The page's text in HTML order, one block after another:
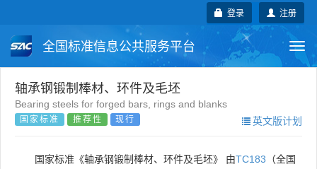
注册
登录
全国标准信息公共服务平台
国家标准 行业标准
团体标准 国际标准
国外标准 技术委员会
轴承钢锻制棒材、环件及毛坯
Bearing steels for forged bars, rings and blanks
国家标准 推荐性 现行 英文版计划
国家标准《轴承钢锻制棒材、环件及毛坯》 由TC183 （全国